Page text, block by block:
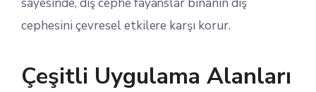
cephesini çevresel etkilere karşı korur.
Çeşitli Uygulama Alanları